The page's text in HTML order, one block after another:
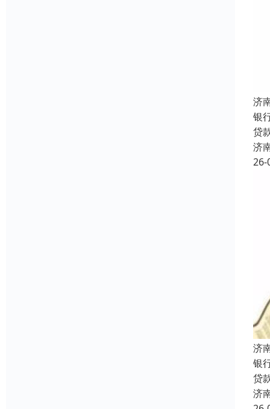
济
银
贷
济
26-
济
银
贷
济